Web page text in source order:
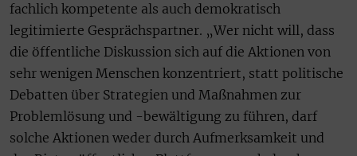
fachlich kompetente als auch demokratisch
legitimierte Gesprächspartner. „Wer nicht will, dass
die öffentliche Diskussion sich auf die Aktionen von
sehr wenigen Menschen konzentriert, statt politische
Debatten über Strategien und Maßnahmen zur
Problemlösung und -bewältigung zu führen, darf
solche Aktionen weder durch Aufmerksamkeit und